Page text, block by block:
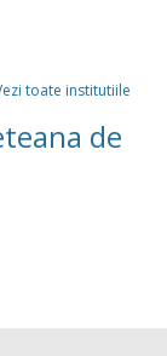
toate institutiile
de